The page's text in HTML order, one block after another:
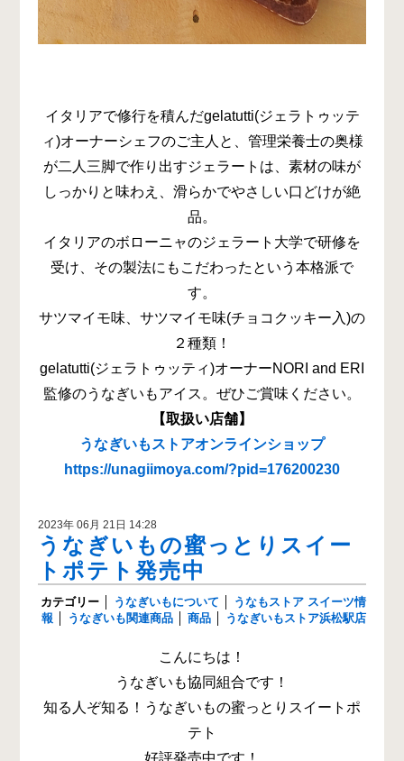
イタリアで修行を積んだgelatutti(ジェラトゥッテ
ィ)オーナーシェフのご主人と、管理栄養士の奥様
が二人三脚で作り出すジェラートは、素材の味が
しっかりと味わえ、滑らかでやさしい口どけが絶
品。
イタリアのボローニャのジェラート大学で研修を
受け、その製法にもこだわったという本格派で
す。
サツマイモ味、サツマイモ味(チョコクッキー入)の
２種類！
gelatutti(ジェラトゥッティ)オーナーNORI and ERI
監修のうなぎいもアイス。ぜひご賞味ください。
【取扱い店舗】
うなぎいもストアオンラインショップ
https://unagiimoya.com/?pid=176200230
2023年 06月 21日 14:28
うなぎいもの蜜っとりスイー
トポテト発売中
カテゴリー うなぎいもについて
うなもストア スイーツ情
報
うなぎいも関連商品 商品 うなぎいもストア浜松駅店
こんにちは！
うなぎいも協同組合です！
知る人ぞ知る！うなぎいもの蜜っとりスイートポ
テト
好評発売中です！